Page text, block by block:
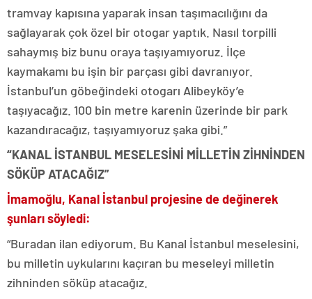
tramvay kapısına yaparak insan taşımacılığını da
sağlayarak çok özel bir otogar yaptık. Nasıl torpilli
sahaymış biz bunu oraya taşıyamıyoruz. İlçe
kaymakamı bu işin bir parçası gibi davranıyor.
İstanbul’un göbeğindeki otogarı Alibeyköy’e
taşıyacağız. 100 bin metre karenin üzerinde bir park
kazandıracağız, taşıyamıyoruz şaka gibi.”
“KANAL İSTANBUL MESELESİNİ MİLLETİN ZİHNİNDEN
SÖKÜP ATACAĞIZ”
İmamoğlu, Kanal İstanbul projesine de değinerek
şunları söyledi:
“Buradan ilan ediyorum. Bu Kanal İstanbul meselesini,
bu milletin uykularını kaçıran bu meseleyi milletin
zihninden söküp atacağız.